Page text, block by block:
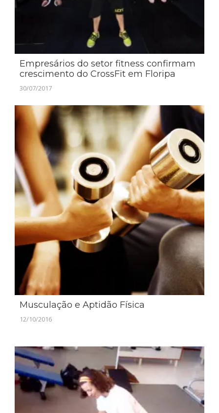
Empresários do setor fitness confirmam
crescimento do CrossFit em Floripa
30/07/2017
Musculação e Aptidão Física
12/10/2016